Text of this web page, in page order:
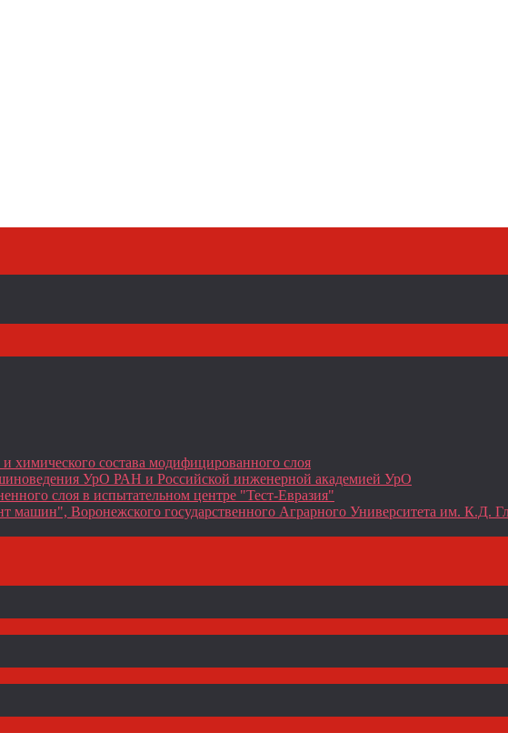
химического состава модифицированного слоя
УрО РАН и Российской инженерной академией УрО
слоя в испытательном центре "Тест-Евразия"
машин", Воронежского государственного Аграрного Университета им. К.Д.